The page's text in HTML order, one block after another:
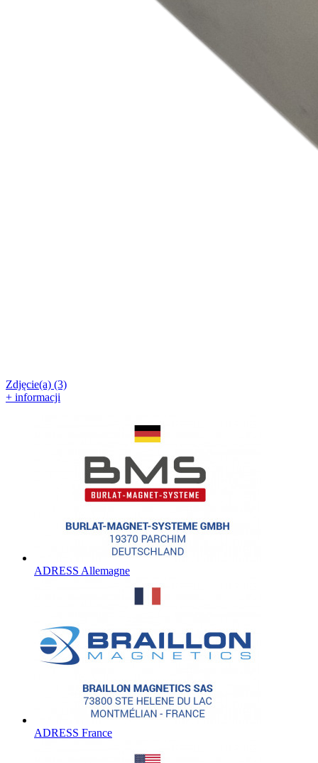
Zdjęcie(a) (3)
+ informacji
ADRESS Allemagne
ADRESS France